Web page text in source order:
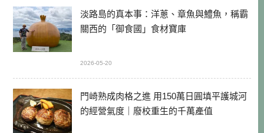
淡路島的真本事：洋蔥、章魚與鱧魚，稱霸
關西的「御食國」食材寶庫
2026-05-20
門崎熟成肉格之進 用150萬日圓填平護城河
的經營氣度｜廢校重生的千萬產值